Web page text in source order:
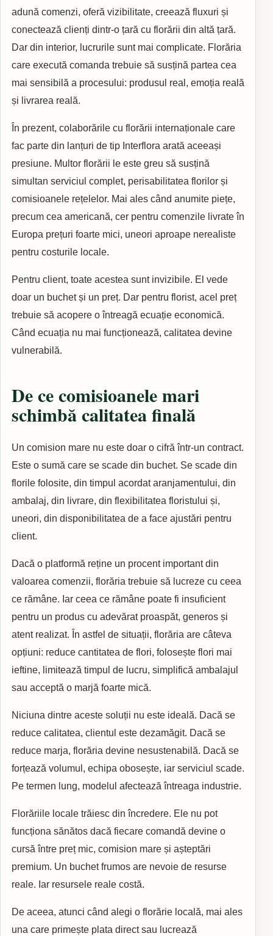
adună comenzi, oferă vizibilitate, creează fluxuri și
conectează clienți dintr-o țară cu florării din altă țară.
Dar din interior, lucrurile sunt mai complicate. Florăria
care execută comanda trebuie să susțină partea cea
mai sensibilă a procesului: produsul real, emoția reală
și livrarea reală.
În prezent, colaborările cu florării internaționale care
fac parte din lanțuri de tip Interflora arată aceeași
presiune. Multor florării le este greu să susțină
simultan serviciul complet, perisabilitatea florilor și
comisioanele rețelelor. Mai ales când anumite piețe,
precum cea americană, cer pentru comenzile livrate în
Europa prețuri foarte mici, uneori aproape nerealiste
pentru costurile locale.
Pentru client, toate acestea sunt invizibile. El vede
doar un buchet și un preț. Dar pentru florist, acel preț
trebuie să acopere o întreagă ecuație economică.
Când ecuația nu mai funcționează, calitatea devine
vulnerabilă.
De ce comisioanele mari
schimbă calitatea finală
Un comision mare nu este doar o cifră într-un contract.
Este o sumă care se scade din buchet. Se scade din
florile folosite, din timpul acordat aranjamentului, din
ambalaj, din livrare, din flexibilitatea floristului și,
uneori, din disponibilitatea de a face ajustări pentru
client.
Dacă o platformă reține un procent important din
valoarea comenzii, florăria trebuie să lucreze cu ceea
ce rămâne. Iar ceea ce rămâne poate fi insuficient
pentru un produs cu adevărat proaspăt, generos și
atent realizat. În astfel de situații, florăria are câteva
opțiuni: reduce cantitatea de flori, folosește flori mai
ieftine, limitează timpul de lucru, simplifică ambalajul
sau acceptă o marjă foarte mică.
Niciuna dintre aceste soluții nu este ideală. Dacă se
reduce calitatea, clientul este dezamăgit. Dacă se
reduce marja, florăria devine nesustenabilă. Dacă se
forțează volumul, echipa obosește, iar serviciul scade.
Pe termen lung, modelul afectează întreaga industrie.
Florăriile locale trăiesc din încredere. Ele nu pot
funcționa sănătos dacă fiecare comandă devine o
cursă între preț mic, comision mare și așteptări
premium. Un buchet frumos are nevoie de resurse
reale. Iar resursele reale costă.
De aceea, atunci când alegi o florărie locală, mai ales
una care primește plata direct sau lucrează